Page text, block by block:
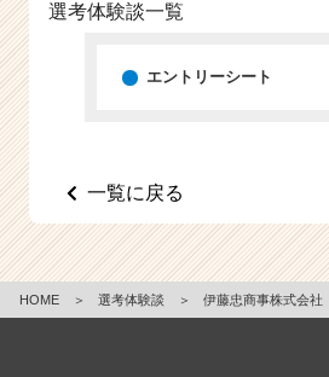
C
選考体験談一覧
エントリーシート
一覧に戻る
HOME ＞ 選考体験談 ＞ 伊藤忠商事株式会社